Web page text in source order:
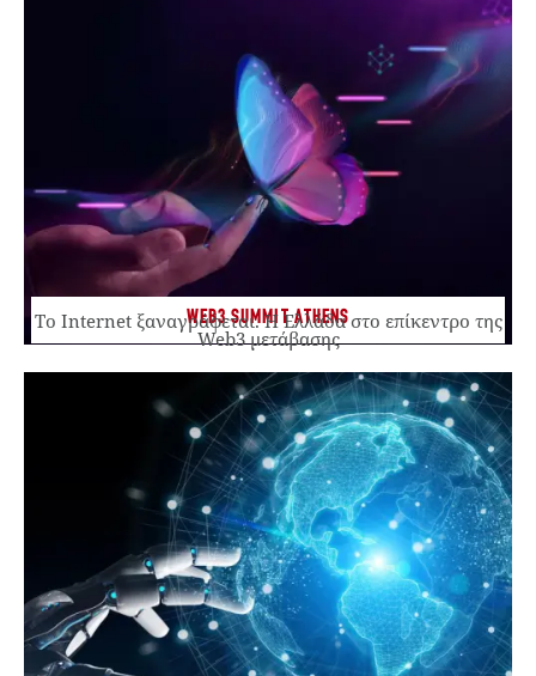
WEB3 SUMMIT ATHENS
Το Internet ξαναγράφεται. Η Ελλάδα στο επίκεντρο της
Web3 μετάβασης